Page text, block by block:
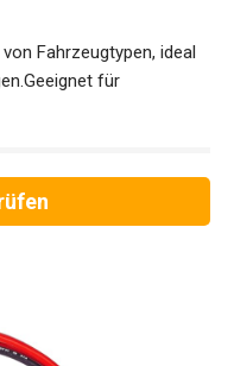
Fahrzeugtypen, ideal
für